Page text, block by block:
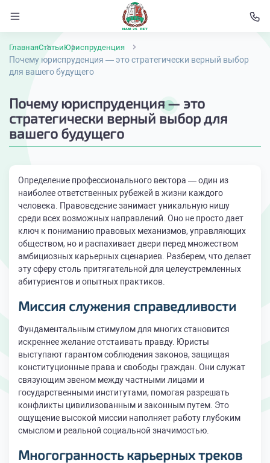
ГлавнаяСтатьиЮриспруденция
Почему юриспруденция — это стратегически верный выбор
для вашего будущего
Почему юриспруденция — это
стратегически верный выбор для
вашего будущего
Определение профессионального вектора — один из
наиболее ответственных рубежей в жизни каждого
человека. Правоведение занимает уникальную нишу
среди всех возможных направлений. Оно не просто дает
ключ к пониманию правовых механизмов, управляющих
обществом, но и распахивает двери перед множеством
амбициозных карьерных сценариев. Разберем, что делает
эту сферу столь притягательной для целеустремленных
абитуриентов и опытных практиков.
Миссия служения справедливости
Фундаментальным стимулом для многих становится
искреннее желание отстаивать правду. Юристы
выступают гарантом соблюдения законов, защищая
конституционные права и свободы граждан. Они служат
связующим звеном между частными лицами и
государственными институтами, помогая разрешать
конфликты цивилизованным и законным путем. Это
ощущение высокой миссии наполняет работу глубоким
смыслом и реальной социальной значимостью.
Многогранность карьерных треков